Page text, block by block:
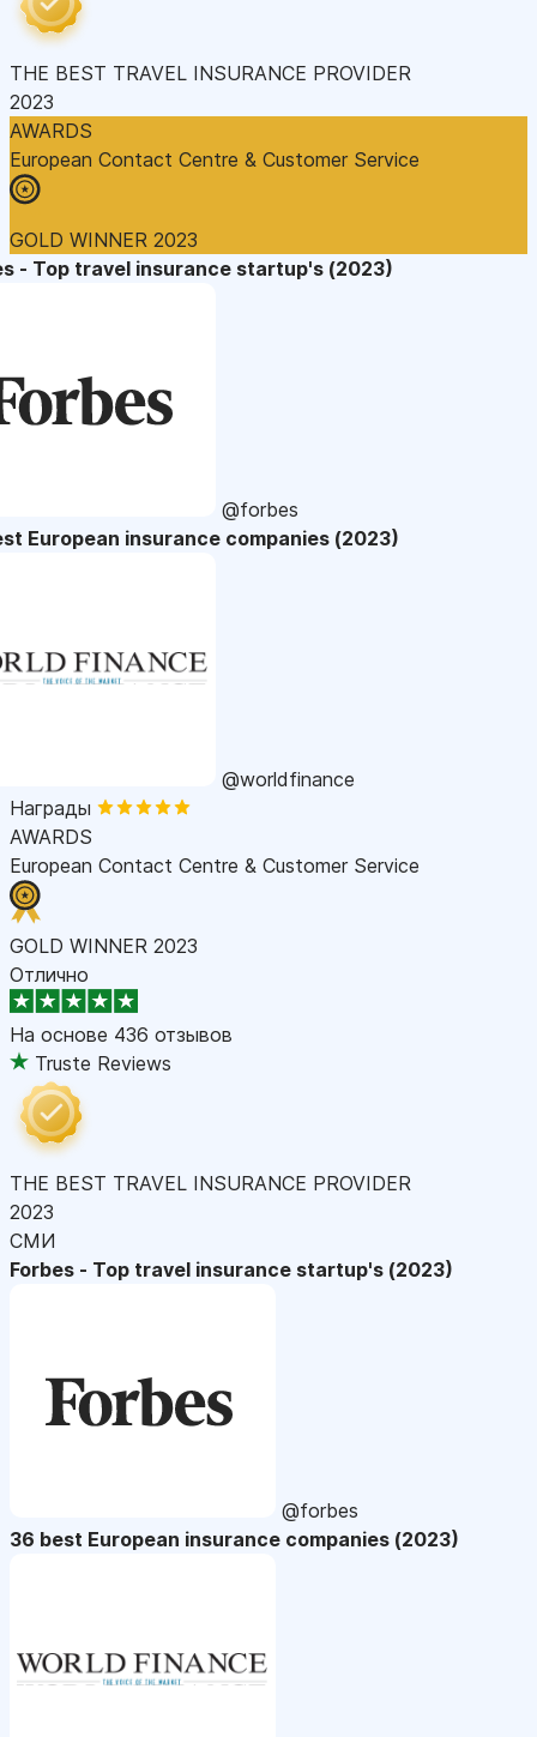
THE BEST TRAVEL INSURANCE PROVIDER
2023
AWARDS
European Contact Centre & Customer Service
GOLD WINNER 2023
- Top travel insurance startup's (2023)
@forbes
European insurance companies (2023)
@worldfinance
Награды
AWARDS
European Contact Centre & Customer Service
GOLD WINNER 2023
Отлично
На основе 436 отзывов
Truste Reviews
THE BEST TRAVEL INSURANCE PROVIDER
2023
СМИ
Forbes - Top travel insurance startup's (2023)
@forbes
36 best European insurance companies (2023)